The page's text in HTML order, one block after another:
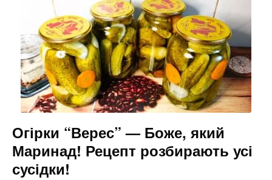
Огірки “Верес” — Боже, який
Маринад! Рецепт розбирають усі
сусідки!